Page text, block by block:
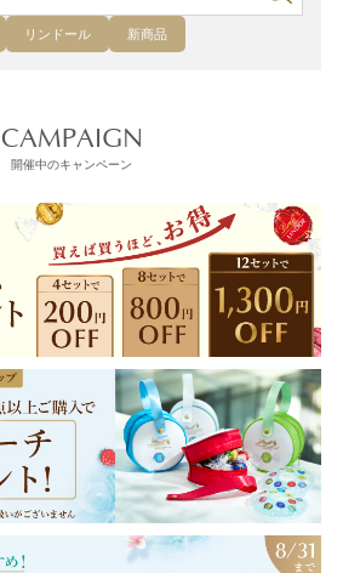
リンドール 新商品
CAMPAIGN
開催中のキャンペーン